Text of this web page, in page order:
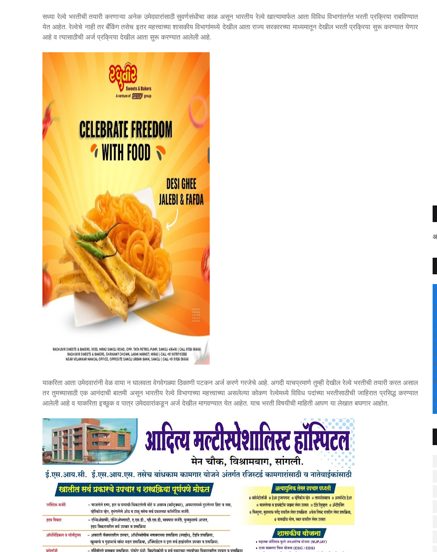
सध्या रेल्वे भरतीची तयारी करणाऱ्या अनेक उमेदवारांसाठी सुवर्णसंधीचा काळ असून भारतीय रेल्वे खात्यामार्फत आता विविध विभागांतर्गत भरती प्रक्रिया राबविण्यात
येत आहेत. रेल्वेचे नाही तर बँकिंग तसेच इतर महत्त्वाच्या शासकीय विभागांमध्ये देखील आता राज्य सरकारच्या माध्यमातून देखील भरती प्रक्रिया सुरू करण्यात येणार
आहे व त्यासाठीची अर्ज प्रक्रिया देखील आता सुरू करण्यात आलेली आहे.
याकरिता आता उमेदवारांनी वेळ वाया न घालवता वेगवेगळ्या ठिकाणी पटकन अर्ज करणे गरजेचे आहे. अगदी याचप्रमाणे तुम्ही देखील रेल्वे भरतीची तयारी करत असाल
तर तुमच्यासाठी एक आनंदाची बातमी असून भारतीय रेल्वे विभागाच्या महत्त्वाच्या असलेल्या कोकण रेल्वेमध्ये विविध पदांच्या भरतीसाठीची जाहिरात प्रसिद्ध करण्यात
आलेली आहे व याकरिता इच्छुक व पात्र उमेदवारांकडून अर्ज देखील मागवण्यात येत आहेत. याच भरती विषयीची माहिती आपण या लेखात बघणार आहोत.
" सांगली दर्पण न्यूज वर आपल्या सर्वांचे
+
°
C
+
+